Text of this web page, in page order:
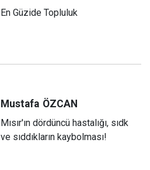
En Güzide Topluluk
Mustafa ÖZCAN
Mısır'ın dördüncü hastalığı, sıdk
ve sıddıkların kaybolması!